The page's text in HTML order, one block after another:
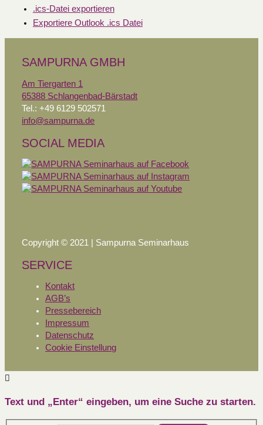
.ics-Datei exportieren
Exportiere Outlook .ics Datei
SAMPURNA GMBH
Am Tiergarten 1
65388 Schlangenbad-Bärstadt
Tel.: +49 6129 502571
info@sampurna.de
SOCIAL MEDIA
Copyright © 2021 | Sampurna Seminarhaus
SERVICE
Kontakt
AGB’s
Pressebereich
Impressum
Datenschutz
Cookie Einstellung
Text und „Enter“ eingeben, um eine Suche zu starten.